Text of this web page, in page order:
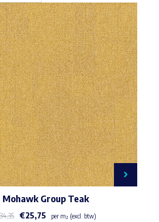
Mohawk Group Teak
34,35 €25,75 per m² (excl. btw)